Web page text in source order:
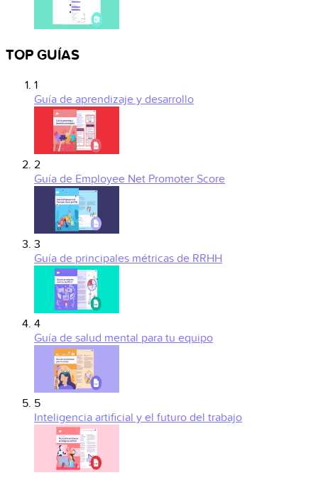
TOP GUÍAS
1
Guía de aprendizaje y desarrollo
2
Guía de Employee Net Promoter Score
3
Guía de principales métricas de RRHH
4
Guía de salud mental para tu equipo
5
Inteligencia artificial y el futuro del trabajo